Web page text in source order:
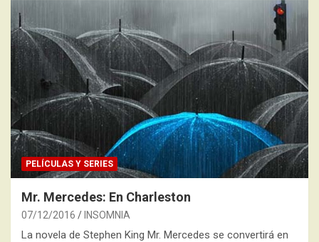
PELÍCULAS Y SERIES
Mr. Mercedes: En Charleston
07/12/2016 INSOMNIA
La novela de Stephen King Mr. Mercedes se convertirá en